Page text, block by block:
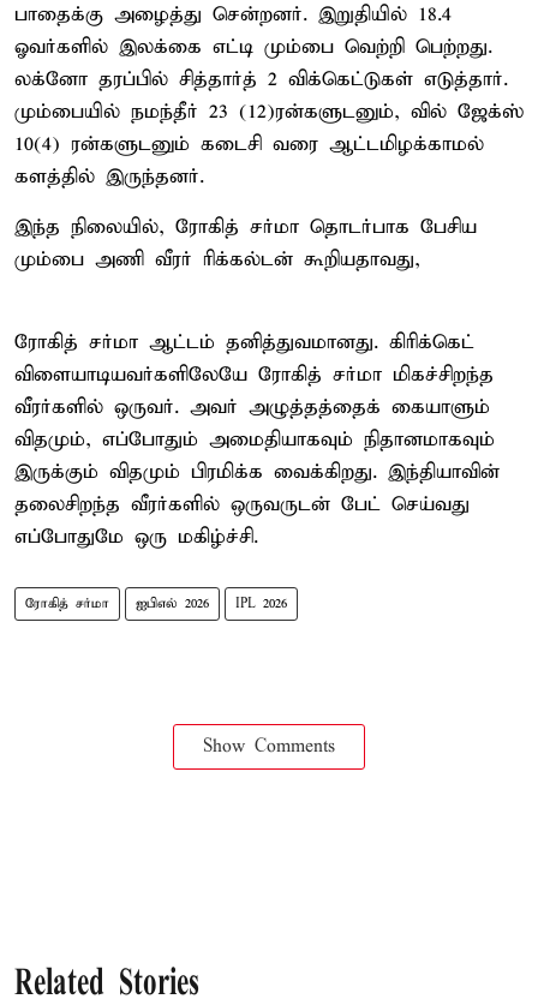
பாதைக்கு அழைத்து சென்றனர். இறுதியில் 18.4
ஓவர்களில் இலக்கை எட்டி மும்பை வெற்றி பெற்றது.
லக்னோ தரப்பில் சித்தார்த் 2 விக்கெட்டுகள் எடுத்தார்.
மும்பையில் நமந்தீர் 23 (12)ரன்களுடனும், வில் ஜேக்ஸ்
10(4) ரன்களுடனும் கடைசி வரை ஆட்டமிழக்காமல்
களத்தில் இருந்தனர்.
இந்த நிலையில், ரோகித் சர்மா தொடர்பாக பேசிய
மும்பை அணி வீரர் ரிக்கல்டன் கூறியதாவது,
ரோகித் சர்மா ஆட்டம் தனித்துவமானது. கிரிக்கெட்
விளையாடியவர்களிலேயே ரோகித் சர்மா மிகச்சிறந்த
வீரர்களில் ஒருவர். அவர் அழுத்தத்தைக் கையாளும்
விதமும், எப்போதும் அமைதியாகவும் நிதானமாகவும்
இருக்கும் விதமும் பிரமிக்க வைக்கிறது. இந்தியாவின்
தலைசிறந்த வீரர்களில் ஒருவருடன் பேட் செய்வது
எப்போதுமே ஒரு மகிழ்ச்சி.
ரோகித் சர்மா ஐபிஎல் 2026 IPL 2026
Show Comments
Related Stories